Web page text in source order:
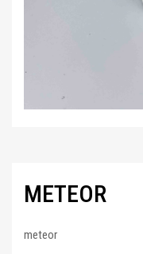
METEOR
meteor